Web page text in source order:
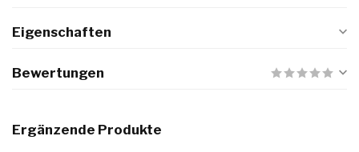
Eigenschaften
Bewertungen
Ergänzende Produkte